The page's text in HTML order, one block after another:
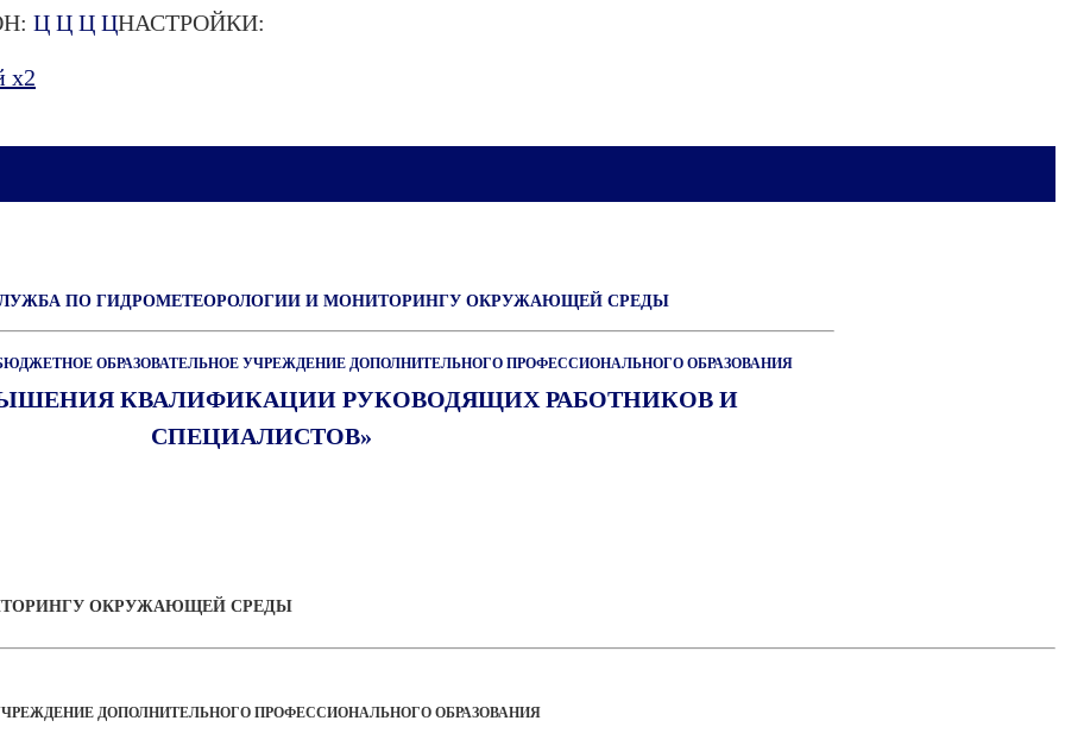
Ц Ц Ц ЦНАСТРОЙКИ:
х2
ПО ГИДРОМЕТЕОРОЛОГИИ И МОНИТОРИНГУ ОКРУЖАЮЩЕЙ СРЕДЫ
ОБРАЗОВАТЕЛЬНОЕ УЧРЕЖДЕНИЕ ДОПОЛНИТЕЛЬНОГО ПРОФЕССИОНАЛЬНОГО ОБРАЗОВАНИЯ
КВАЛИФИКАЦИИ РУКОВОДЯЩИХ РАБОТНИКОВ И
СПЕЦИАЛИСТОВ»
ОКРУЖАЮЩЕЙ СРЕДЫ
ДОПОЛНИТЕЛЬНОГО ПРОФЕССИОНАЛЬНОГО ОБРАЗОВАНИЯ